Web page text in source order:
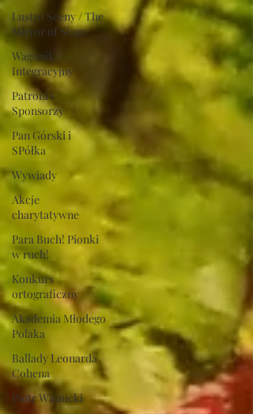
Lustro Sceny / The
Mirror of Stage
Wagonik
Integracyjny
Patroni i
Sponsorzy
Pan Górski i
SPółka
Wywiady
Akcje
charytatywne
Para Buch! Pionki
w ruch!
Konkurs
ortograficzny
Akademia Młodego
Polaka
Ballady Leonarda
Cohena
Piotr Winnicki